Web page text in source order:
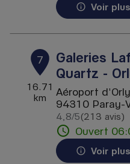
Voir plus
7
16.71
km
Galeries
Quartz -
Aéroport
94310 Paray-
4,8/5 Note de 4.8 sur 5
(213 avis)
Ouvert
Voir plus